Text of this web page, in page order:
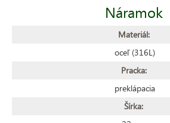
Náramok
Materiál:
oceľ (316L)
Pracka:
preklápacia
Šírka: